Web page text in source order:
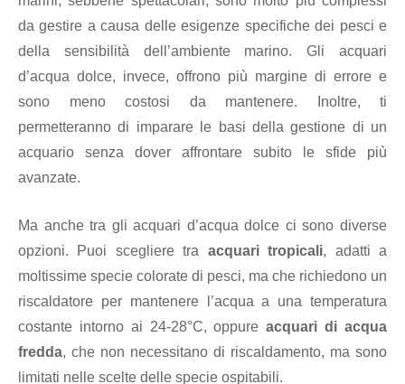
da gestire a causa delle esigenze specifiche dei pesci e
della sensibilità dell’ambiente marino. Gli acquari
d’acqua dolce, invece, offrono più margine di errore e
sono meno costosi da mantenere. Inoltre, ti
permetteranno di imparare le basi della gestione di un
acquario senza dover affrontare subito le sfide più
avanzate.
Ma anche tra gli acquari d’acqua dolce ci sono diverse
opzioni. Puoi scegliere tra acquari tropicali, adatti a
moltissime specie colorate di pesci, ma che richiedono un
riscaldatore per mantenere l’acqua a una temperatura
costante intorno ai 24-28°C, oppureacquari di acqua
fredda, che non necessitano di riscaldamento, ma sono
limitati nelle scelte delle specie ospitabili.